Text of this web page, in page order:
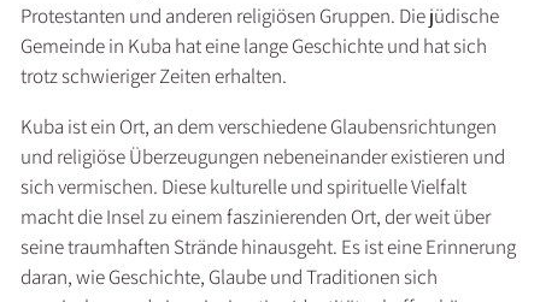
Protestanten und anderen religiösen Gruppen. Die jüdische
Gemeinde in Kuba hat eine lange Geschichte und hat sich
trotz schwieriger Zeiten erhalten.
Kuba ist ein Ort, an dem verschiedene Glaubensrichtungen
und religiöse Überzeugungen nebeneinander existieren und
sich vermischen. Diese kulturelle und spirituelle Vielfalt
macht die Insel zu einem faszinierenden Ort, der weit über
seine traumhaften Strände hinausgeht. Es ist eine Erinnerung
daran, wie Geschichte, Glaube und Traditionen sich